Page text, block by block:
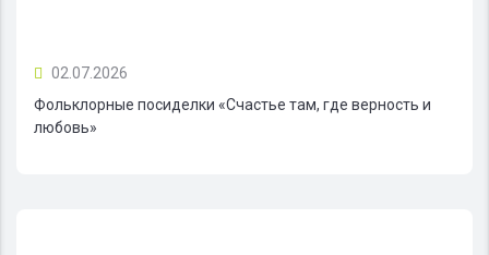
02.07.2026
Фольклорные посиделки «Счастье там, где верность и
любовь»